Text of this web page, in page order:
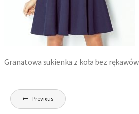
Granatowa sukienka z koła bez rękawów
Nawigacja
wpisu
Previous